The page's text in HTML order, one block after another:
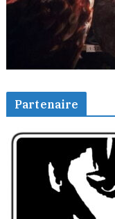
Partenaire